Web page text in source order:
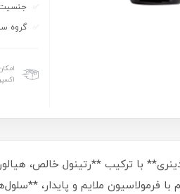
جنسیت:
گروه سنی:
0.2% د اوردینری** با ترکیب
فرمولاسیون ملایم و پایدار،